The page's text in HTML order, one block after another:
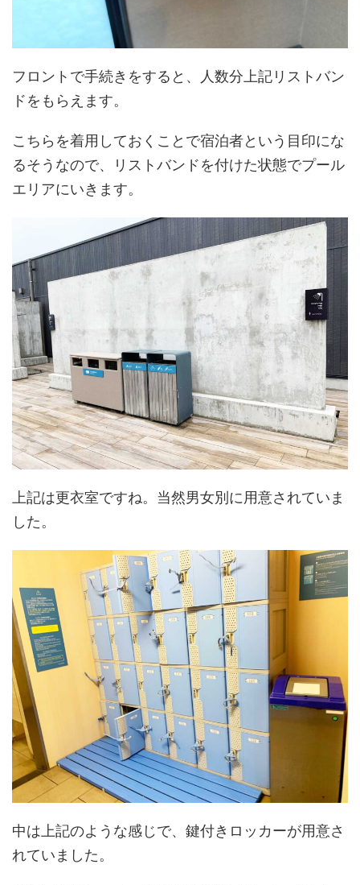
フロントで手続きをすると、人数分上記リストバン
ドをもらえます。
こちらを着用しておくことで宿泊者という目印にな
るそうなので、リストバンドを付けた状態でプール
エリアにいきます。
上記は更衣室ですね。当然男女別に用意されていま
した。
中は上記のような感じで、鍵付きロッカーが用意さ
れていました。